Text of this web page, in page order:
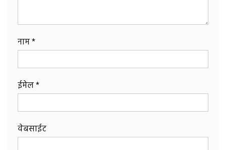
नाम*
ईमेल*
वेबसाईट